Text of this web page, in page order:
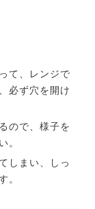
て、レンジで
必ず穴を開け
ので、様子を
。
しまい、しっ
。